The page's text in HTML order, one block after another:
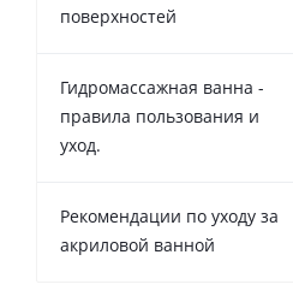
поверхностей
Гидромассажная ванна -
правила пользования и
уход.
Рекомендации по уходу за
акриловой ванной